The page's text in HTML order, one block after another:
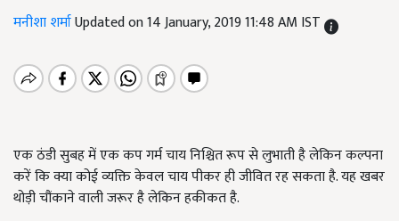
मनीशा शर्माUpdated on 14 January, 2019 11:48 AM IST
एक ठंडी सुबह में एक कप गर्म चाय निश्चित रूप से लुभाती है लेकिन कल्पना
करें कि क्या कोई व्यक्ति केवल चाय पीकर ही जीवित रह सकता है. यह खबर
थोड़ी चौंकाने वाली जरूर है लेकिन हकीकत है.